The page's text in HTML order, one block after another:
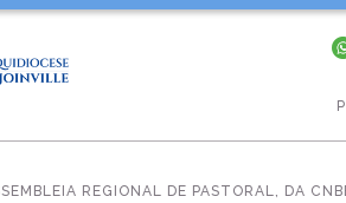
REGIONAL DE PASTORAL, DA